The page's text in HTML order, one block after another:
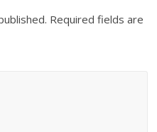
Required fields are